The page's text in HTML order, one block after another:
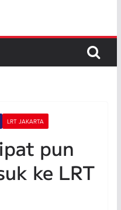
LRT JAKARTA
pun
ke LRT